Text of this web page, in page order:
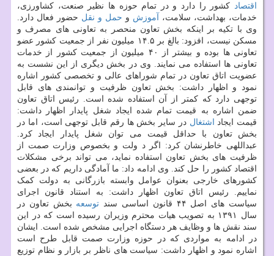
اقتصاد کشور را دارد و در تمام حوزه ها نظیر صنعت، کشاورزی،
خدمات، بهداشت، سلامت،
آموزش و حمل و نقل حضور فعال دارد.
وی با تکیه بر اینکه بخش تعاون منحصر به تعاونی های مصرف و
مسکن نیست، افزود: بالغ بر ۱۴.۵ میلیون نفر از جمعیت کشور عضو
تعاونی ها بوده و بیشتر از ۴۰ میلیون از جمعیت کشور از خدمات
تعاونی ها استفاده می نمایند. وی در بخش دیگری از این نشست به
عضویت اتاق تعاون در تمام شوراهای عالی و تخصصی کشور اشاره
نمود و اظهار داشت: بخش تعاون ظرفیت و توانمندی های قابل
توجهی دارد که کمتر از آن استفاده شده است. رئیس اتاق تعاون
ضمن اشاره به قیمت تمام شده ایجاد شغل پایدار اظهار داشت:
قیمت ایجاد اشتغال در سایر بخش ها رقم قابل توجهی است، اما در
بخش تعاون با حداقل قیمت می توان شغل پایدار ایجاد کرد.
عبداللهی خاطرنشان کرد: اگر د ولت و بخصوص وزارت صمت از
ظرفیت های بخش تعاون استفاده نماید، می تواند برخی مشکلات
اقتصاد کشور را حل کند. وی ادامه داد: ما آمادگی داریم که در بعضی
کشورهای خارجی بعنوان عوامل وابسته بازرگانی به دولت کمک
نماییم. رئیس اتاق تعاون اظهار داشت: به استناد قانون اجرای
سیاست های اصل ۴۴ قانون اساسی سند
توسعه بخش تعاون در
سال ۱۳۹۱ به تصویب هیات محترم وزیران رسیده است که در این
سند نقش ها و وظایف هر دستگاه اجرایی مشخص شده است. ایشان
در ادامه به مواردی که در حوزه وزارت صمت قابل طرح است
اشاره نمود و اظهار داشت: سیاست های ناظر بر بازار و نظام توزیع